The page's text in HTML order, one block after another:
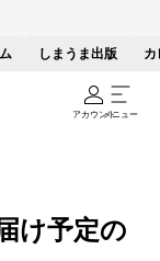
しまうま出版 カ
アカウントメニュー
け予定の